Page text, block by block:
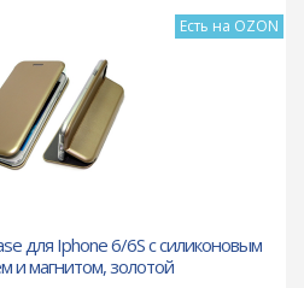
Есть на OZON
для Iphone 6/6S с силиконовым
и магнитом, золотой